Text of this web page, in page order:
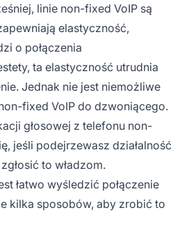
linie non-fixed VoIP są
elastyczność,
o połączenia
ta elastyczność utrudnia
Jednak nie jest niemożliwe
fixed VoIP do dzwoniącego.
głosowej z telefonu non-
jeśli podejrzewasz działalność
to władzom.
łatwo wyśledzić połączenie
kilka sposobów, aby zrobić to